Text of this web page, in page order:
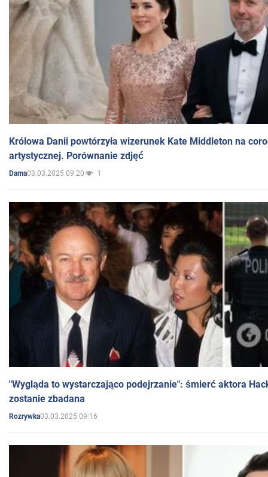
Królowa Danii powtórzyła wizerunek Kate Middleton na
artystycznej. Porównanie zdjęć
Dama03.03.2025 09:20 1
"Wygląda to wystarczająco podejrzanie": śmierć aktora
zostanie zbadana
Rozrywka03.03.2025 09:16